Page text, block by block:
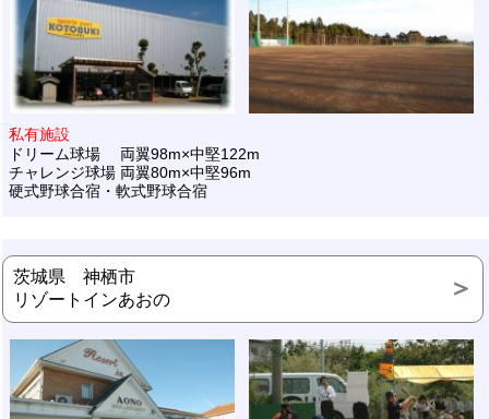
私有施設
ドリーム球場 両翼98m×中堅122m
チャレンジ球場 両翼80m×中堅96m
硬式野球合宿・軟式野球合宿
茨城県 神栖市
リゾートインあおの